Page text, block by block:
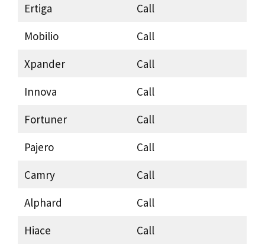
Ertiga
Call
Mobilio
Call
Xpander
Call
Innova
Call
Fortuner
Call
Pajero
Call
Camry
Call
Alphard
Call
Hiace
Call